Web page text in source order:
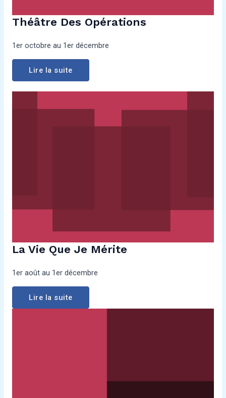
Théâtre Des Opérations
1er octobre au 1er décembre
Lire la suite
La Vie Que Je Mérite
1er août au 1er décembre
Lire la suite